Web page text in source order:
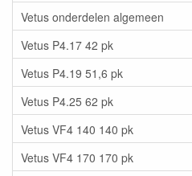
Vetus onderdelen algemeen
Vetus P4.17 42 pk
Vetus P4.19 51,6 pk
Vetus P4.25 62 pk
Vetus VF4 140 140 pk
Vetus VF4 170 170 pk